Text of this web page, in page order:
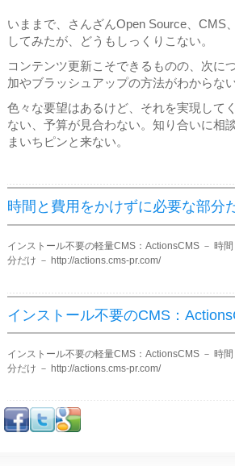
いままで、さんざんOpen Source、CMS
してみたが、どうもしっくりこない。
コンテンツ更新こそできるものの、次に
加やブラッシュアップの方法がわからない
色々な要望はあるけど、それを実現して
ない、予算が見合わない。知り合いに相
まいちピンと来ない。
時間と費用をかけずに必要な部分
インストール不要の軽量CMS：ActionsCMS － 時
分だけ － http://actions.cms-pr.com/
インストール不要のCMS：
インストール不要の軽量CMS：ActionsCMS － 時
分だけ － http://actions.cms-pr.com/